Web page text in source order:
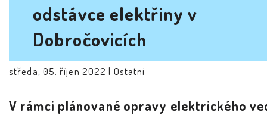
odstávce elektřiny v
Dobročovicích
středa, 05. říjen 2022 | Ostatní
V rámci plánované opravy elektrického